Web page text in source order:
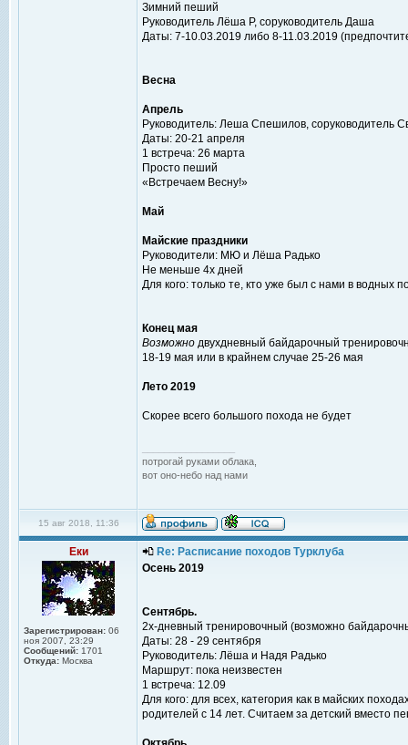
Зимний пеший
Руководитель Лёша Р, соруководитель Даша
Даты: 7-10.03.2019 либо 8-11.03.2019
Весна
Апрель
Руководитель: Леша Спешилов, соруководитель
Даты: 20-21 апреля
1 встреча: 26 марта
Просто пеший
«Встречаем Весну!»
Май
Майские праздники
Руководители: МЮ и Лёша Радько
Не меньше 4х дней
Для кого: только те, кто уже был с нами в водных
Конец мая
Возможно двухдневный байдарочный
18-19 мая или в крайнем случае 25-26 мая
Лето 2019
Скорее всего большого похода не будет
потрогай руками облака,
вот оно-небо над нами
15 авг 2018, 11:36
Еки
Зарегистрирован: 06
ноя 2007, 23:29
Сообщений: 1701
Откуда: Москва
Re: Расписание походов Турклуба
Осень 2019
Сентябрь.
2х-дневный тренировочный (возможно
Даты: 28 - 29 сентября
Руководитель: Лёша и Надя Радько
Маршрут: пока неизвестен
1 встреча: 12.09
Для кого: для всех, категория как в майских
родителей с 14 лет. Считаем за детский вместо